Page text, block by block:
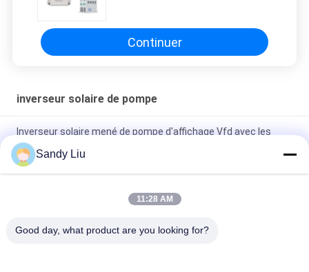
Continuer
inverseur solaire de pompe
Inverseur solaire mené de pompe d'affichage Vfd avec les
types multiples de sortie
inverseur solaire 200kw de pompe à eau 60Hz intelligent pour
d'inverseur de la pompe 200kw 98%
Sandy Liu
11:28 AM
Good day, what product are you looking for?